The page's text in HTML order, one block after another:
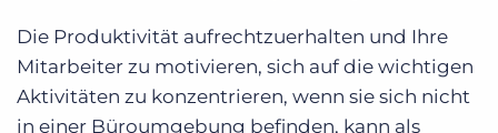
Die Produktivität aufrechtzuerhalten und Ihre
Mitarbeiter zu motivieren, sich auf die wichtigen
Aktivitäten zu konzentrieren, wenn sie sich nicht
in einer Büroumgebung befinden, kann als